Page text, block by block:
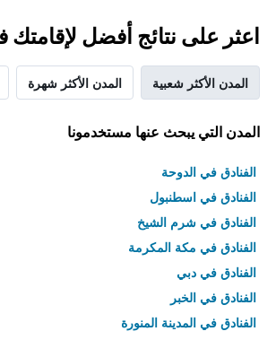
اعثر على نتائج أفضل لإقامتك
المدن الأكثر شعبية المدن الأكثر شهرة
المدن التي يبحث عنها مستخدمونا
الفنادق في الدوحة
الفنادق في اسطنبول
الفنادق في شرم الشيخ
الفنادق في مكة المكرمة
الفنادق في دبي
الفنادق في الخبر
الفنادق في المدينة المنورة